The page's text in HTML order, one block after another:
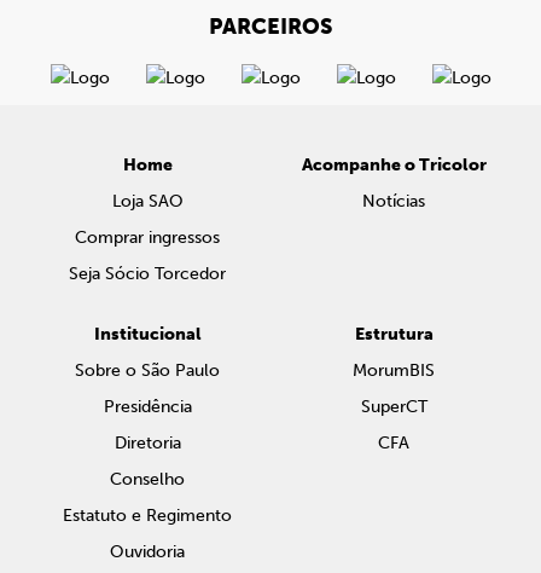
PARCEIROS
Home
Loja SAO
Comprar ingressos
Seja Sócio Torcedor
Acompanhe o Tricolor
Notícias
Institucional
Sobre o São Paulo
Presidência
Diretoria
Conselho
Estatuto e Regimento
Ouvidoria
Estrutura
MorumBIS
SuperCT
CFA